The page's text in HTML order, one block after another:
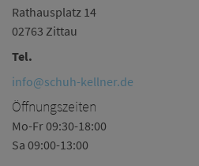
Rathausplatz 14
02763 Zittau
Tel.
info@schuh-kellner.de
Öffnungszeiten
Mo-Fr 09:30-18:00
Sa 09:00-13:00